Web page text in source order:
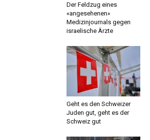
Der Feldzug eines
«angesehenen»
Medizinjournals gegen
israelische Ärzte
Geht es den Schweizer
Juden gut, geht es der
Schweiz gut